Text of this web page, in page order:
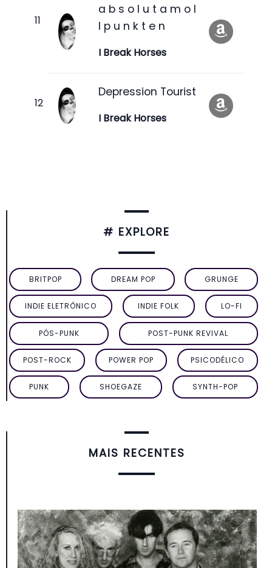
a b s o l u t a m o l
l p u n k t e n
I Break Horses
Depression Tourist
I Break Horses
# EXPLORE
BRITPOP DREAM POP GRUNGE
INDIE ELETRÔNICO INDIE FOLK LO-FI
PÓS-PUNK POST-PUNK REVIVAL
POST-ROCK POWER POP PSICODÉLICO
PUNK SHOEGAZE SYNTH-POP
MAIS RECENTES